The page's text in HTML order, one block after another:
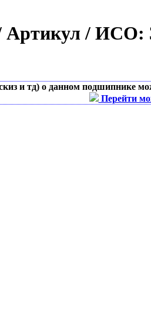
Артикул / ИСО:
и тд) о данном подшипнике
Перейти